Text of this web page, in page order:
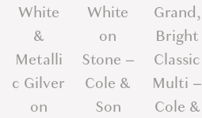
White
&
Metalli
c Gilver
on
White
on
Stone –
Cole &
Son
Grand,
Bright
Classic
Multi –
Cole &